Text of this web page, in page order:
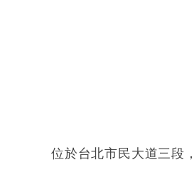
位於台北市民大道三段